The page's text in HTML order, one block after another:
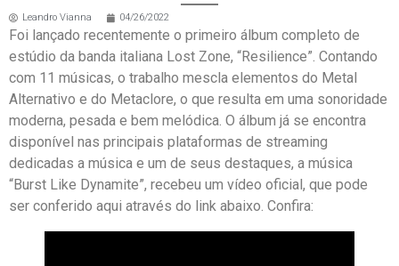
Leandro Vianna 04/26/2022
Foi lançado recentemente o primeiro álbum completo de
estúdio da banda italiana Lost Zone, “Resilience”. Contando
com 11 músicas, o trabalho mescla elementos do Metal
Alternativo e do Metaclore, o que resulta em uma sonoridade
moderna, pesada e bem melódica. O álbum já se encontra
disponível nas principais plataformas de streaming
dedicadas a música e um de seus destaques, a música
“Burst Like Dynamite”, recebeu um vídeo oficial, que pode
ser conferido aqui através do link abaixo. Confira: